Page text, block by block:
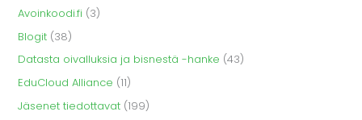
Avoinkoodi.fi (3)
Blogit (38)
Datasta oivalluksia ja bisnestä -hanke (43)
EduCloud Alliance (11)
Jäsenet tiedottavat (199)